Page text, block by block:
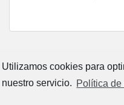
Utilizamos cookies para
nuestro servicio. Política
Leales.org » Gran Canaria |